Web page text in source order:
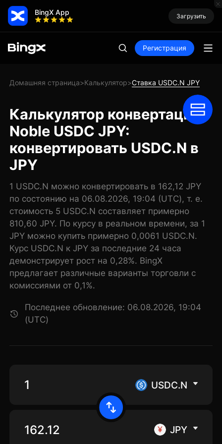
BingX App Загрузить
Регистрация
Домашняя страница>Калькулятор>Ставка USDC.N JPY
Калькулятор конвертации
Noble USDC JPY:
конвертировать USDC.N в
JPY
1 USDC.N можно конвертировать в 162,12 JPY
по состоянию на 06.08.2026, 19:04 (UTC), т. е.
стоимость 5 USDC.N составляет примерно
810,60 JPY. По курсу в реальном времени, за 1
JPY можно купить примерно 0,0061 USDC.N.
Курс USDC.N к JPY за последние 24 часа
демонстрирует рост на 0,28%. BingX
предлагает различные варианты торговли с
комиссиями от 0,1%.
Последнее обновление: 06.08.2026, 19:04
(UTC)
USDC.N
JPY